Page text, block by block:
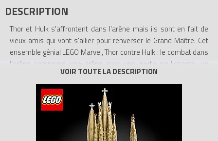
DESCRIPTION
Thor et Hulk s'affrontent dans l'arène mais ils sont en fait de
vieux amis qui vont s'allier pour renverser le Grand Maître. Cet
ensemble génial LEGO Marvel, Thor contre Hulk : le combat dans
l’arène comprend une arène avec une porte coulissante, un
porte-armes secret, 2 piliers à renverser, un mur avec fonction
de destruction et une cellule de prison qui s’ouvre. Le super saut
de Thor permet de renverser le Grand Maître de son trône et Loki
de son siège. Inclut 4 figurines plus une grande figurine de Hulk
avec des armes et des accessoires assortis pour intensifier le